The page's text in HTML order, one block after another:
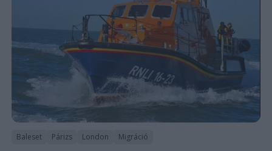
Baleset Párizs London Migráció